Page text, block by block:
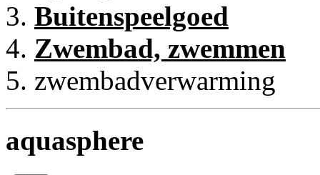
Buitenspeelgoed
Zwembad, zwemmen
zwembadverwarming
aquasphere